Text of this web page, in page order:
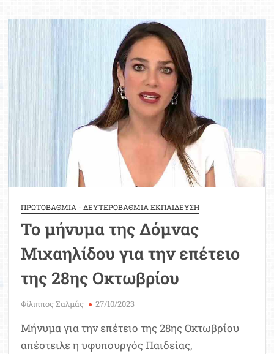
Επέτειο!
ΠΡΩΤΟΒΑΘΜΙΑ - ΔΕΥΤΕΡΟΒΑΘΜΙΑ ΕΚΠΑΙΔΕΥΣΗ
Το μήνυμα της Δόμνας
Μιχαηλίδου για την επέτειο
της 28ης Οκτωβρίου
Φίλιππος Σαλμάς 27/10/2023
Μήνυμα για την επέτειο της 28ης Οκτωβρίου
απέστειλε η υφυπουργός Παιδείας,